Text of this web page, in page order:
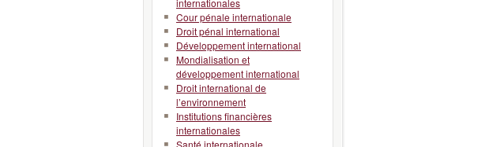
internationales
Cour pénale internationale
Droit pénal international
Développement international
Mondialisation et
développement international
Droit international de
l’environnement
Institutions financières
internationales
Santé internationale